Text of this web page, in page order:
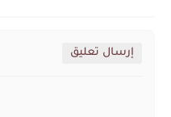
إرسال تعليق